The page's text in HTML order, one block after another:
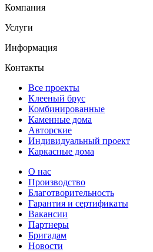
Компания
Услуги
Информация
Контакты
Все проекты
Клееный брус
Комбинированные
Каменные дома
Авторские
Индивидуальный проект
Каркасные дома
О нас
Производство
Благотворительность
Гарантия и сертификаты
Вакансии
Партнеры
Бригадам
Новости